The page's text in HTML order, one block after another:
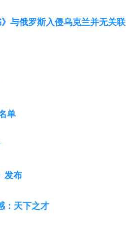
与俄罗斯入侵乌克兰并无关联
单
发布
：天下之才